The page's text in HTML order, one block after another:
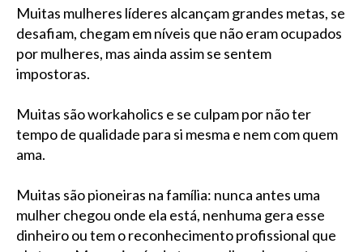
Muitas mulheres líderes alcançam grandes metas, se
desafiam, chegam em níveis que não eram ocupados
por mulheres, mas ainda assim se sentem
impostoras.
Muitas são workaholics e se culpam por não ter
tempo de qualidade para si mesma e nem com quem
ama.
Muitas são pioneiras na família: nunca antes uma
mulher chegou onde ela está, nenhuma gera esse
dinheiro ou tem o reconhecimento profissional que